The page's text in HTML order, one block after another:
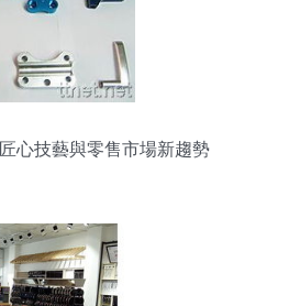
心技藝與零售市場新趨勢